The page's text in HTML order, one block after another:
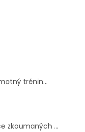
trénin...
zkoumaných ...